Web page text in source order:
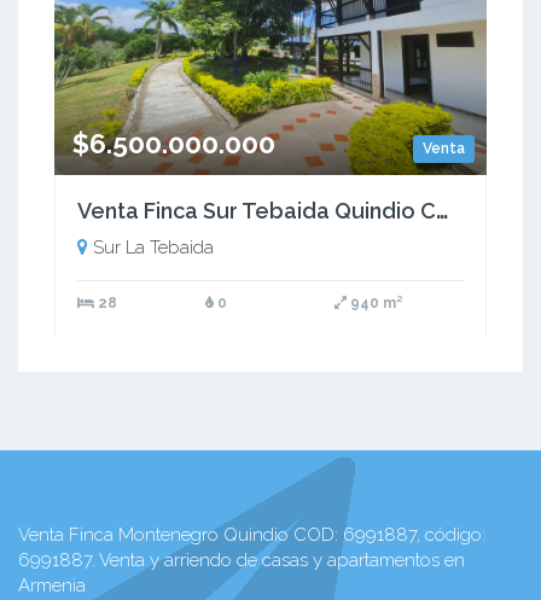
Venta
$6.500.000.000
Venta Finca Sur Tebaida Quindio COD: 7015237
Sur La Tebaida
28 0 940 m²
Venta Finca Montenegro Quindio COD: 6991887, código:
6991887. Venta y arriendo de casas y apartamentos en
Armenia